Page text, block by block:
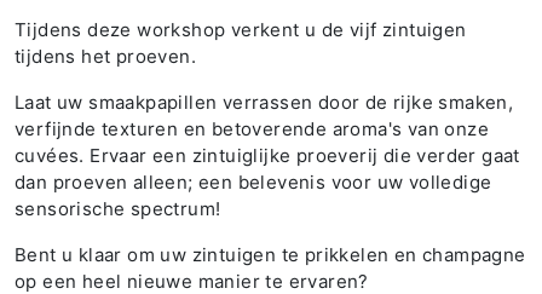
Tijdens deze workshop verkent u de vijf zintuigen
tijdens het proeven.
Laat uw smaakpapillen verrassen door de rijke smaken,
verfijnde texturen en betoverende aroma's van onze
cuvées. Ervaar een zintuiglijke proeverij die verder gaat
dan proeven alleen; een belevenis voor uw volledige
sensorische spectrum!
Bent u klaar om uw zintuigen te prikkelen en champagne
op een heel nieuwe manier te ervaren?